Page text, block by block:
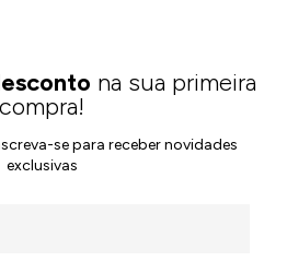
na sua primeira
compra!
se para receber novidades
exclusivas